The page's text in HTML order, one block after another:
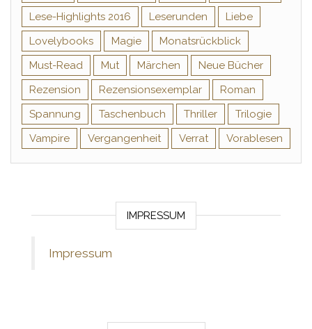
Lese-Highlights 2016
Leserunden
Liebe
Lovelybooks
Magie
Monatsrückblick
Must-Read
Mut Märchen
Neue Bücher
Rezension
Rezensionsexemplar
Roman
Spannung
Taschenbuch Thriller
Trilogie
Vampire
Vergangenheit Verrat Vorablesen
IMPRESSUM
Impressum